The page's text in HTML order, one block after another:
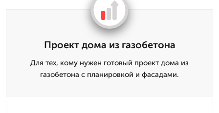
Проект дома из газобетона
Для тех, кому нужен готовый проект дома из
газобетона с планировкой и фасадами.